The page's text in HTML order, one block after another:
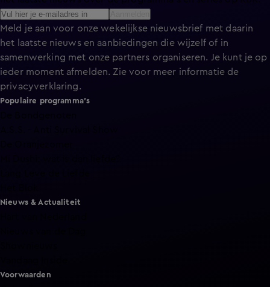
Meld je aan voor onze wekelijkse nieuwsbrief met daarin
het laatste nieuws en aanbiedingen die wijzelf of in
samenwerking met onze partners organiseren. Je kunt je op
ieder moment afmelden. Zie voor meer informatie de
privacyverklaring.
Populaire programma's
Nieuws & Actualiteit
Voorwaarden